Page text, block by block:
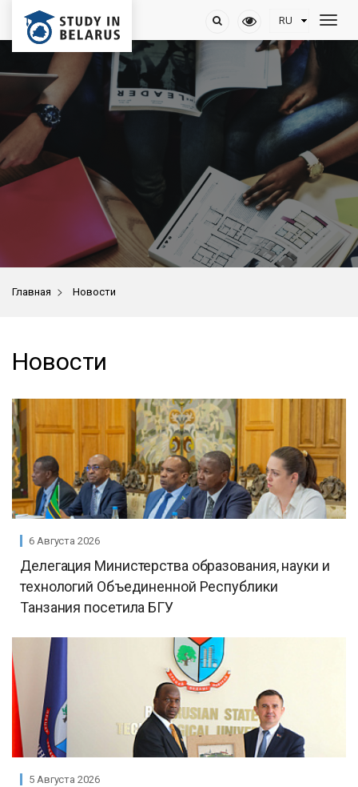
Главная > Новости
Новости
6 Августа 2026
Делегация Министерства образования, науки и
технологий Объединенной Республики
Танзания посетила БГУ
5 Августа 2026